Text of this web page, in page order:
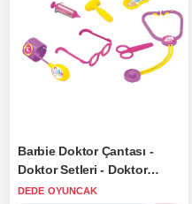
Barbie Doktor Çantası -
Doktor Setleri - Doktor
Oyuncak Seti
DEDE OYUNCAK